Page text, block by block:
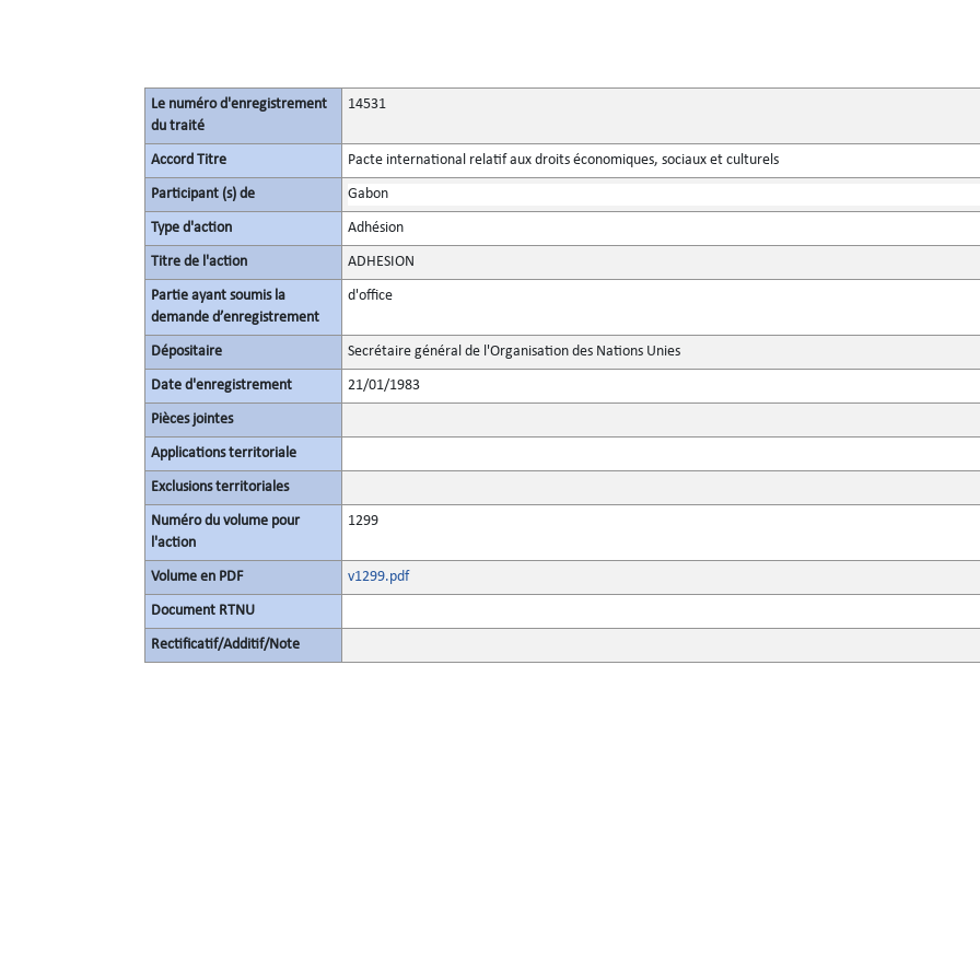
Le numéro d'enregistrement
du traité
14531
Accord Titre Pacte international relatif aux droits économiques, sociaux et culturels
Participant (s) de Gabon
Type d'action Adhésion
Titre de l'action ADHESION
Partie ayant soumis la
demande d’enregistrement
d'office
Dépositaire Secrétaire général de l'Organisation des Nations Unies
Date d'enregistrement 21/01/1983
Pièces jointes
Applications territoriale
Exclusions territoriales
Numéro du volume pour
l'action
1299
Volume en PDF v1299.pdf
Document RTNU
Rectificatif/Additif/Note